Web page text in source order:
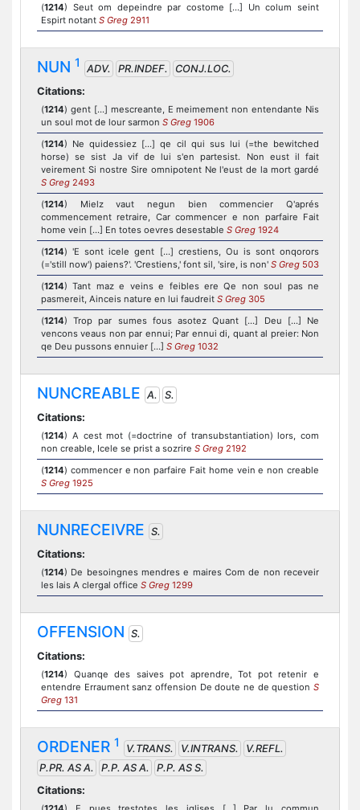
(1214) Seut om depeindre par costome [...] Un colum seint
Espirt notant S Greg 2911
NUN 1 ADV. PR.INDEF.
CONJ.LOC.
Citations:
(1214) gent [...] mescreante, E meimement non entendante Nis
un soul mot de lour sarmon S Greg 1906
(1214) Ne quidessiez [...] qe cil qui sus lui (=the bewitched
horse) se sist Ja vif de lui s'en partesist. Non eust il fait
veirement Si nostre Sire omnipotent Ne l'eust de la mort gardé
S Greg 2493
(1214) Mielz vaut negun bien commencier Q'aprés
commencement retraire, Car commencer e non parfaire Fait
home vein [...] En totes oevres desestable S Greg 1924
(1214) 'E sont icele gent [...] crestiens, Ou is sont onqorors
(='still now') paiens?'. 'Crestiens,' font sil, 'sire, is non' S Greg 503
(1214) Tant maz e veins e feibles ere Qe non soul pas ne
pasmereit, Ainceis nature en lui faudreit S Greg 305
(1214) Trop par sumes fous asotez Quant [...] Deu [...] Ne
vencons veaus non par ennui; Par ennui di, quant al preier: Non
qe Deu pussons ennuier [...] S Greg 1032
NUNCREABLE A.
S.
Citations:
(1214) A cest mot (=doctrine of transubstantiation) lors, com
non creable, Icele se prist a sozrire S Greg 2192
(1214) commencer e non parfaire Fait home vein e non creable
S Greg 1925
NUNRECEIVRE S.
Citations:
(1214) De besoingnes mendres e maires Com de non receveir
les lais A clergal office S Greg 1299
OFFENSION S.
Citations:
(1214) Quanqe des saives pot aprendre, Tot pot retenir e
entendre Erraument sanz offension De doute ne de question S
Greg 131
ORDENER 1 V.TRANS. V.INTRANS.
V.REFL.
P.PR. AS A.
P.P. AS A.
P.P. AS S.
Citations: